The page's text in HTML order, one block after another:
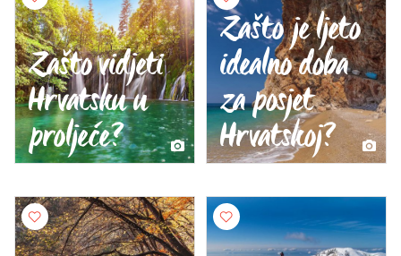
Zašto vidjeti
Hrvatsku u
proljeće?
Zašto je ljeto
idealno doba
za posjet
Hrvatskoj?